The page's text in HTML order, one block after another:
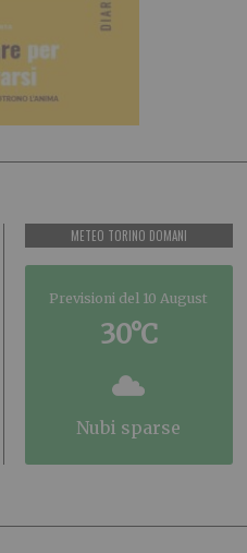
METEO TORINO DOMANI
Previsioni del 10 August
30°C
nubi sparse